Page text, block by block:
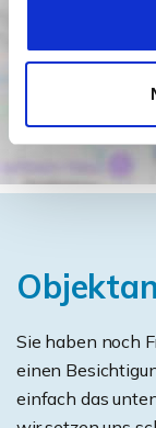
Sie haben noch
einen
einfach das